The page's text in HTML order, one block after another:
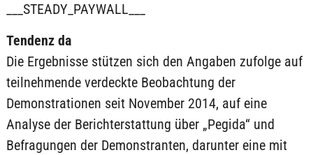
___STEADY_PAYWALL___
Tendenz da
Die Ergebnisse stützen sich den Angaben zufolge auf
teilnehmende verdeckte Beobachtung der
Demonstrationen seit November 2014, auf eine
Analyse der Berichterstattung über „Pegida“ und
Befragungen der Demonstranten, darunter eine mit